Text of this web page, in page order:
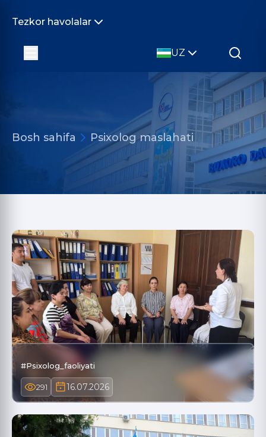
Tezkor havolalar
UZ
Bosh sahifa Psixolog maslahati
#Psixolog_faoliyati
291 16.07.2026